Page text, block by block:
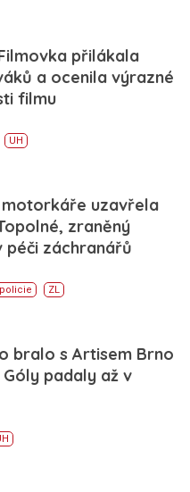
přilákala
a ocenila výrazné
filmu
UH
motorkáře uzavřela
zraněný
péči záchranářů
ZL
bralo s Artisem Brno
padaly až v